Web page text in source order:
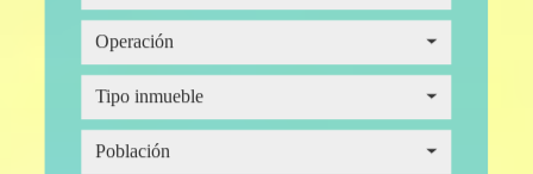
Operación
Operación
Tipo inmueble
Tipo inmueble
Provincia
Población
Población